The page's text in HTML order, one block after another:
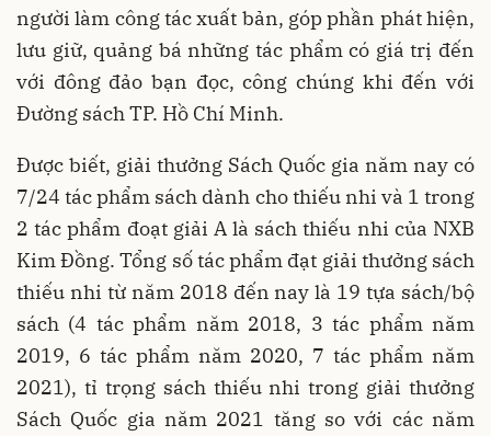
người làm công tác xuất bản, góp phần phát hiện,
lưu giữ, quảng bá những tác phẩm có giá trị đến
với đông đảo bạn đọc, công chúng khi đến với
Đường sách TP. Hồ Chí Minh.
Được biết, giải thưởng Sách Quốc gia năm nay có
7/24 tác phẩm sách dành cho thiếu nhi và 1 trong
2 tác phẩm đoạt giải A là sách thiếu nhi của NXB
Kim Đồng. Tổng số tác phẩm đạt giải thưởng sách
thiếu nhi từ năm 2018 đến nay là 19 tựa sách/bộ
sách (4 tác phẩm năm 2018, 3 tác phẩm năm
2019, 6 tác phẩm năm 2020, 7 tác phẩm năm
2021), tỉ trọng sách thiếu nhi trong giải thưởng
Sách Quốc gia năm 2021 tăng so với các năm